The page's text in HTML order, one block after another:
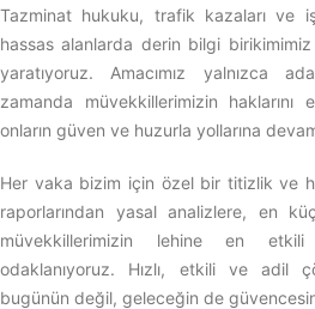
Tazminat hukuku, trafik kazaları ve
hassas alanlarda derin bilgi
yaratıyoruz. Amacımız yalnızca
zamanda müvekkillerimizin
onların güven ve huzurla yollarına
Her vaka bizim için özel bir titizlik ve
raporlarından yasal analizlere, en
müvekkillerimizin lehine en
odaklanıyoruz. Hızlı, etkili ve adil
bugünün değil, geleceğin de